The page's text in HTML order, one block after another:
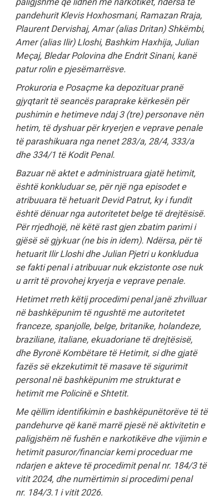
pandehurit Klevis Hoxhosmani, Ramazan Rraja,
Plaurent Dervishaj, Amar (alias Dritan) Shkëmbi,
Amer (alias Ilir) Lloshi, Bashkim Haxhija, Julian
Meçaj, Bledar Polovina dhe Endrit Sinani, kanë
patur rolin e pjesëmarrësve.
Prokuroria e Posaçme ka depozituar pranë
gjyqtarit të seancës paraprake kërkesën për
pushimin e hetimeve ndaj 3 (tre) personave nën
hetim, të dyshuar për kryerjen e veprave penale
të parashikuara nga nenet 283/a, 28/4, 333/a
dhe 334/1 të Kodit Penal.
Bazuar në aktet e administruara gjatë hetimit,
është konkluduar se, për një nga episodet e
atribuuara të hetuarit Devid Patrut, ky i fundit
është dënuar nga autoritetet belge të drejtësisë.
Për rrjedhojë, në këtë rast gjen zbatim parimi i
gjësë së gjykuar (ne bis in idem). Ndërsa, për të
hetuarit Ilir Lloshi dhe Julian Pjetri u konkludua
se fakti penal i atribuuar nuk ekzistonte ose nuk
u arrit të provohej kryerja e veprave penale.
Hetimet rreth këtij procedimi penal janë zhvilluar
në bashkëpunim të ngushtë me autoritetet
franceze, spanjolle, belge, britanike, holandeze,
braziliane, italiane, ekuadoriane të drejtësisë,
dhe Byronë Kombëtare të Hetimit, si dhe gjatë
fazës së ekzekutimit të masave të sigurimit
personal në bashkëpunim me strukturat e
hetimit me Policinë e Shtetit.
Me qëllim identifikimin e bashkëpunëtorëve të të
pandehurve që kanë marrë pjesë në aktivitetin e
paligjshëm në fushën e narkotikëve dhe vijimin e
hetimit pasuror/financiar kemi proceduar me
ndarjen e akteve të procedimit penal nr. 184/3 të
vitit 2024, dhe numërtimin si procedimi penal
nr. 184/3.1 i vitit 2026.